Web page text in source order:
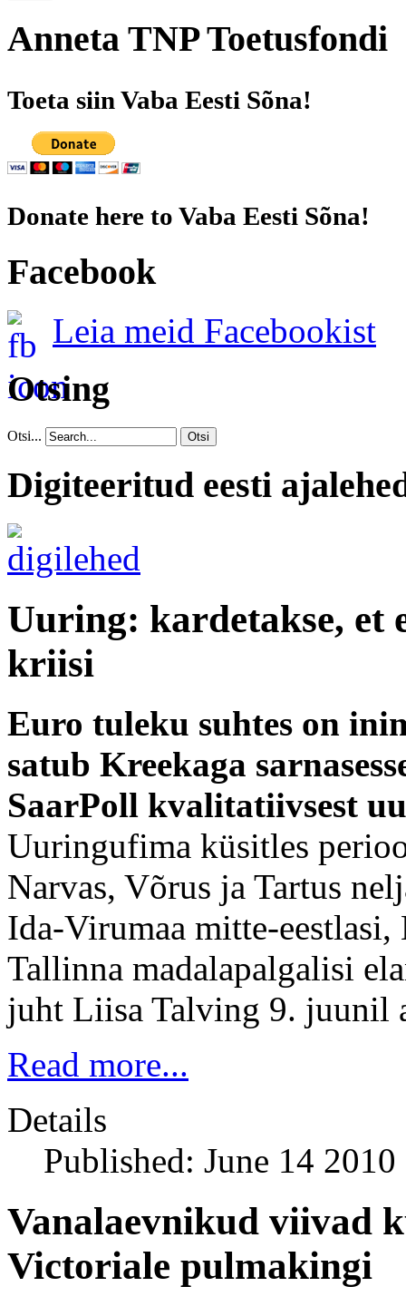
Anneta TNP Toetusfondi
Toeta siin Vaba Eesti Sõna!
Donate here to Vaba Eesti Sõna!
Facebook
Leia meid Facebookist
Otsing
Otsi... Otsi
Digiteeritud eesti
Uuring: kardetakse, et
kriisi
Euro tuleku suhtes on
satub Kreekaga
SaarPoll kvalitatiivsest
Uuringufima küsitles
Narvas, Võrus ja Tartus
Ida-Virumaa mitte-
Tallinna madalapalgalisi
juht Liisa Talving 9. juunil
Read more...
Details
Published: June 14 2010
Vanalaevnikud viivad
Victoriale pulmakingi